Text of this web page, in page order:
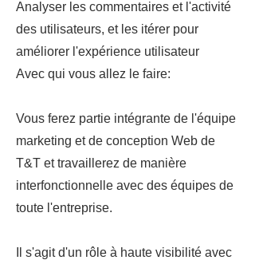
Analyser les commentaires et l'activité
des utilisateurs, et les itérer pour
améliorer l'expérience utilisateur
Avec qui vous allez le faire:
Vous ferez partie intégrante de l'équipe
marketing et de conception Web de
T&T et travaillerez de manière
interfonctionnelle avec des équipes de
toute l'entreprise.
Il s'agit d'un rôle à haute visibilité avec